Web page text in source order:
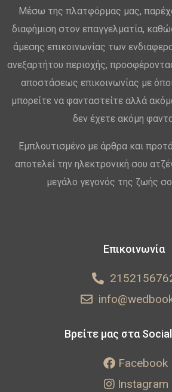
Μέσω της πλατφόρμας μας,
διαφήμιση στον επαγγελματία,
άμεσης επικοινωνίας των
ανεξαρτήτου περιοχής,
αποστάσεως επικοινωνίας με
μπορείτε να φανταστείτε αλλά
δεν έχετε ακόμη
Εμπλουτισμένο με άρθρα και
αποτελεί την ηλεκτρονική σου
μεγάλο γεγονός της ζωής
Επικοινωνία
Βρείτε μας στα
Facebook
Instagram